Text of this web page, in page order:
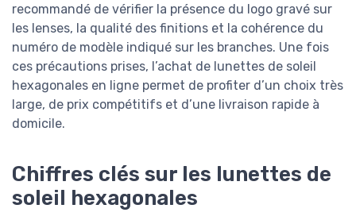
recommandé de vérifier la présence du logo gravé sur
les lenses, la qualité des finitions et la cohérence du
numéro de modèle indiqué sur les branches. Une fois
ces précautions prises, l’achat de lunettes de soleil
hexagonales en ligne permet de profiter d’un choix très
large, de prix compétitifs et d’une livraison rapide à
domicile.
Chiffres clés sur les lunettes de
soleil hexagonales